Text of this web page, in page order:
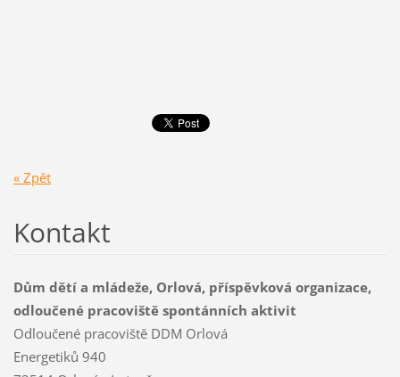
« Zpět
Kontakt
Dům dětí a mládeže, Orlová, příspěvková organizace,
odloučené pracoviště spontánních aktivit
Odloučené pracoviště DDM Orlová
Energetiků 940